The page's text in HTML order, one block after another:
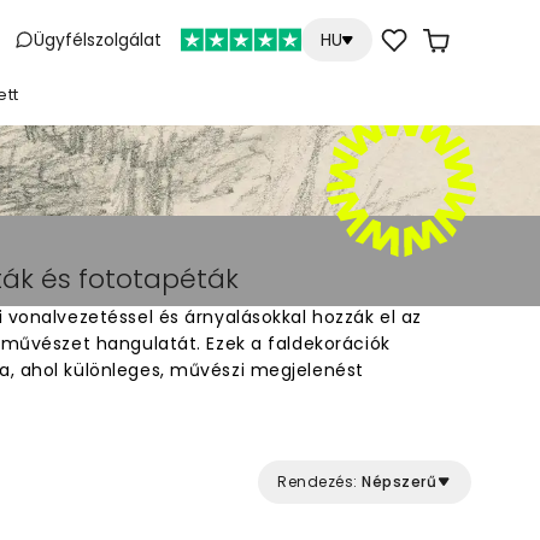
Ügyfélszolgálat HU
és fototapéták
és árnyalásokkal hozzák el az
hangulatát. Ezek a faldekorációk
ahol különleges, művészi megjelenést
választás azoknak, akik szeretik a rajzolt
Rendezés: Népszerű